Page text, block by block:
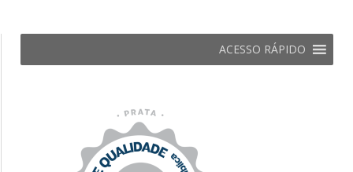
ACESSO RÁPIDO